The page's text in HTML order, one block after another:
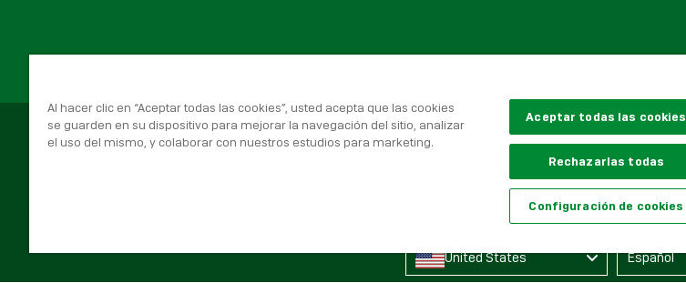
United States Español
Al hacer clic en “Aceptar todas las cookies”, usted acepta que las cookies
se guarden en su dispositivo para mejorar la navegación del sitio, analizar
el uso del mismo, y colaborar con nuestros estudios para marketing.
Aceptar todas las cookies
Rechazarlas todas
Configuración de cookies